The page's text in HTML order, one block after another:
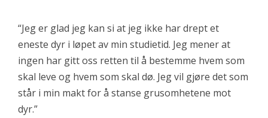
“Jeg er glad jeg kan si at jeg ikke har drept et
eneste dyr i løpet av min studietid. Jeg mener at
ingen har gitt oss retten til å bestemme hvem som
skal leve og hvem som skal dø. Jeg vil gjøre det som
står i min makt for å stanse grusomhetene mot
dyr.”